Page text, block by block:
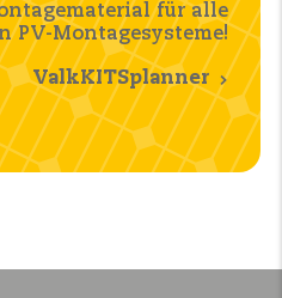
für alle
PV-Montagesysteme!
ValkKITSplanner